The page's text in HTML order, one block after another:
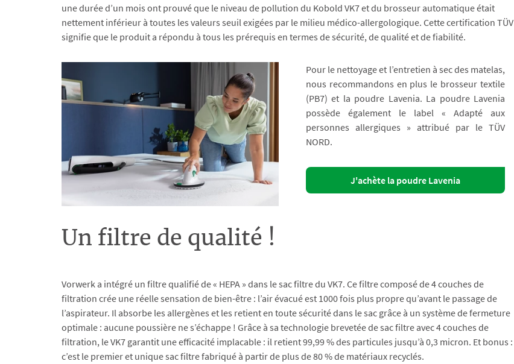
une durée d’un mois ont prouvé que le niveau de pollution du Kobold VK7 et du brosseur automatique était
nettement inférieur à toutes les valeurs seuil exigées par le milieu médico-allergologique. Cette certification TÜV
signifie que le produit a répondu à tous les prérequis en termes de sécurité, de qualité et de fiabilité.
Pour le nettoyage et l’entretien à sec des matelas,
nous recommandons en plus le brosseur textile
(PB7) et la poudre Lavenia. La poudre Lavenia
possède également le label « Adapté aux
personnes allergiques » attribué par le TÜV
NORD.
J'achète la poudre Lavenia
Un filtre de qualité !
Vorwerk a intégré un filtre qualifié de « HEPA » dans le sac filtre du VK7. Ce filtre composé de 4 couches de
filtration crée une réelle sensation de bien-être : l’air évacué est 1000 fois plus propre qu’avant le passage de
l’aspirateur. Il absorbe les allergènes et les retient en toute sécurité dans le sac grâce à un système de fermeture
optimale : aucune poussière ne s’échappe ! Grâce à sa technologie brevetée de sac filtre avec 4 couches de
filtration, le VK7 garantit une efficacité implacable : il retient 99,99 % des particules jusqu’à 0,3 micron. Et bonus :
c’est le premier et unique sac filtre fabriqué à partir de plus de 80 % de matériaux recyclés.